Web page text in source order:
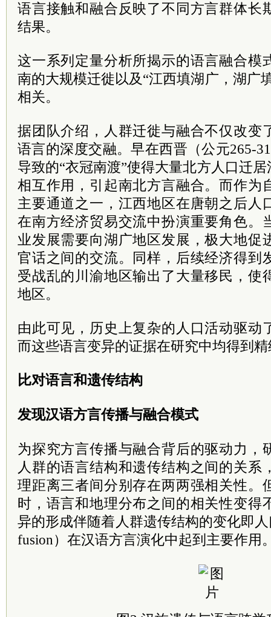
语言接触和融合反映了不同方言群体长
结果。
这一系列定量分析所揭示的语言融合模
南的大规模迁徙以及“江西填湖广，湖广
相关。
据团队介绍，人群迁徙与融合不仅改变
语言的深度交融。早在西晋（公元265-
导致的“衣冠南渡”使得大量北方人口迁
相互作用，引起南北方言融合。而作为
主要通道之一，江西地区在唐朝之后人
在南方经济贸易交流中扮演重要角色。
业发展需要向湖广地区发展，极大地促
官话之间的交流。同样，后续经济得到
受战乱的川渝地区输出了大量移民，使
地区。
由此可见，历史上复杂的人口活动驱动
而这些语言变异的证据在研究中均得到
比对语言和遗传结构
发现汉语方言传播与融合模式
为探究方言传播与融合背后的驱动力，
人群的语言结构和遗传结构之间的关系
理距离三者间分别存在两两强相关性。
时，语言和地理分布之间的相关性变得
异的形成伴随着人群遗传结构的变化即
fusion）在汉语方言演化中起到主要作用